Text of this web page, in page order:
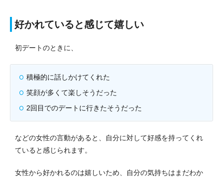
好かれていると感じて嬉しい
初デートのときに、
積極的に話しかけてくれた
笑顔が多くて楽しそうだった
2回目でのデートに行きたそうだった
などの女性の言動があると、自分に対して好感を持ってくれ
ていると感じられます。
女性から好かれるのは嬉しいため、自分の気持ちはまだわか